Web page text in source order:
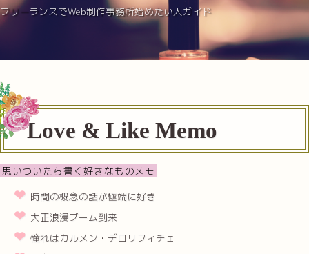
フリーランスでWeb制作事務所始めたい人ガイド
Love & Like Memo
思いついたら書く好きなものメモ
時間の概念の話が極端に好き
大正浪漫ブーム到来
憧れはカルメン・デロリフィチェ